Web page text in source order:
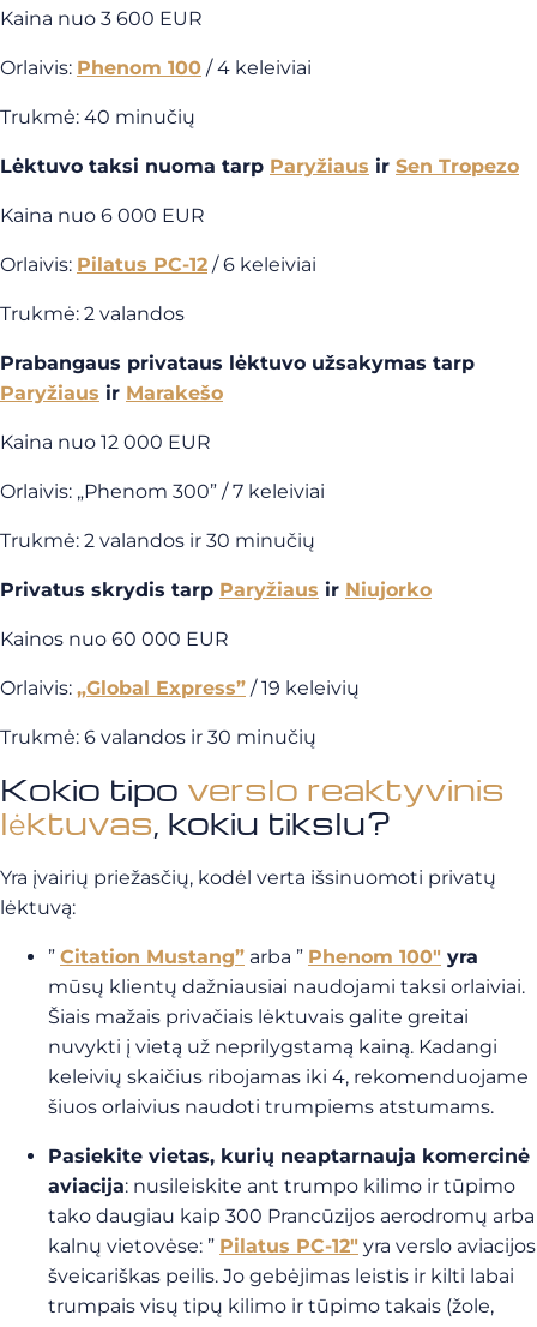
Kaina nuo 3 600 EUR
Orlaivis: Phenom 100 / 4 keleiviai
Trukmė: 40 minučių
Lėktuvo taksi nuoma tarp Paryžiaus ir Sen Tropezo
Kaina nuo 6 000 EUR
Orlaivis: Pilatus PC-12 / 6 keleiviai
Trukmė: 2 valandos
Prabangaus privataus lėktuvo užsakymas tarp
Paryžiaus ir Marakešo
Kaina nuo 12 000 EUR
Orlaivis: „Phenom 300” / 7 keleiviai
Trukmė: 2 valandos ir 30 minučių
Privatus skrydis tarp Paryžiaus ir Niujorko
Kainos nuo 60 000 EUR
Orlaivis: „Global Express” / 19 keleivių
Trukmė: 6 valandos ir 30 minučių
Kokio tipo verslo reaktyvinis
lėktuvas, kokiu tikslu?
Yra įvairių priežasčių, kodėl verta išsinuomoti privatų
lėktuvą:
” Citation Mustang” arba ” Phenom 100″ yra
mūsų klientų dažniausiai naudojami taksi orlaiviai.
Šiais mažais privačiais lėktuvais galite greitai
nuvykti į vietą už neprilygstamą kainą. Kadangi
keleivių skaičius ribojamas iki 4, rekomenduojame
šiuos orlaivius naudoti trumpiems atstumams.
Pasiekite vietas, kurių neaptarnauja komercinė
aviacija: nusileiskite ant trumpo kilimo ir tūpimo
tako daugiau kaip 300 Prancūzijos aerodromų arba
kalnų vietovėse: ” Pilatus PC-12″ yra verslo aviacijos
šveicariškas peilis. Jo gebėjimas leistis ir kilti labai
trumpais visų tipų kilimo ir tūpimo takais (žole,